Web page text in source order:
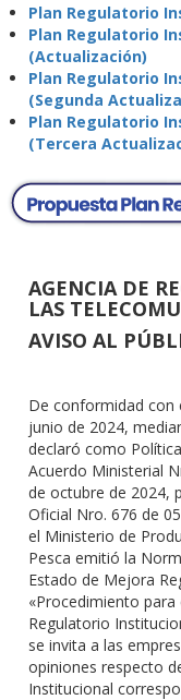
Plan Regulatorio
Plan Regulatorio
(Actualización)
Plan Regulatorio
(Segunda
Plan Regulatorio
(Tercera
AGENCIA DE
LAS
AVISO AL
De conformidad con
junio de 2024,
declaró como
Acuerdo Ministerial
de octubre de 2024,
Oficial Nro. 676 de
el Ministerio de
Pesca emitió la
Estado de Mejora
«Procedimiento
Regulatorio
se invita a las
opiniones respecto
Institucional